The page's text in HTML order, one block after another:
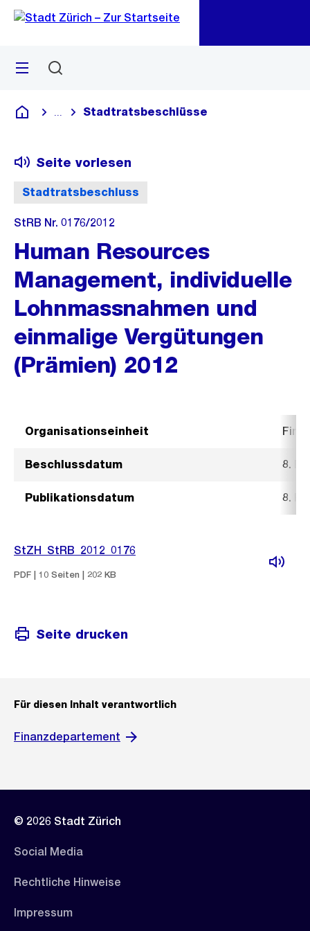
Navigation
Sprunglink
Menü
Deutsch
Blende alle Breadcrumbs ein
Stadtratsbeschlüsse
Stadtratsbeschluss
Seite vorlesen
StRB Nr. 0176/2012
Human Resources
Management, individuelle
Lohnmassnahmen und
einmalige Vergütungen
(Prämien) 2012
Organisationseinheit
Beschlussdatum 8.
Publikationsdatum 8.
StZH_StRB_2012_0176
PDF | 10 Seiten | 202 KB
Seite drucken
Für diesen Inhalt verantwortlich
Finanzdepartement
© 2026 Stadt Zürich
Social Media
Rechtliche Hinweise
Impressum